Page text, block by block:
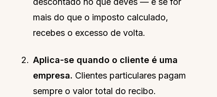
mais do que o imposto calculado,
recebes o excesso de volta.
Aplica-se quando o cliente é uma
empresa. Clientes particulares pagam
sempre o valor total do recibo.